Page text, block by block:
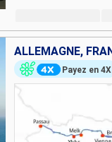
Payez en 4X